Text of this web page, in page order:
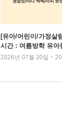
[유아/어린이/가정살
시간 : 여름방학 유아
2026년 07월 20일 ~